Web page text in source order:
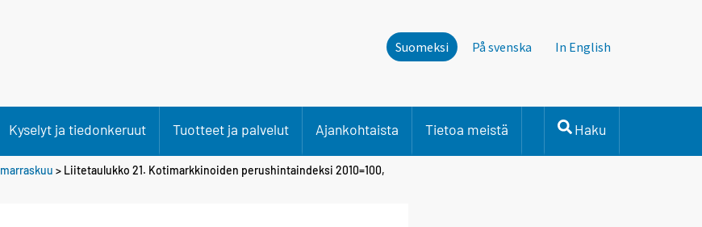
Suomeksi På svenska In English
Kyselyt ja tiedonkeruut Tuotteet ja palvelut Ajankohtaista Tietoa meistä Haku
marraskuu > Liitetaulukko 21. Kotimarkkinoiden perushintaindeksi 2010=100,